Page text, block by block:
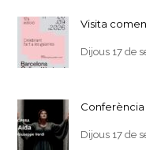
Visita
Dijous 17 de
Conferència
Dijous 17 de